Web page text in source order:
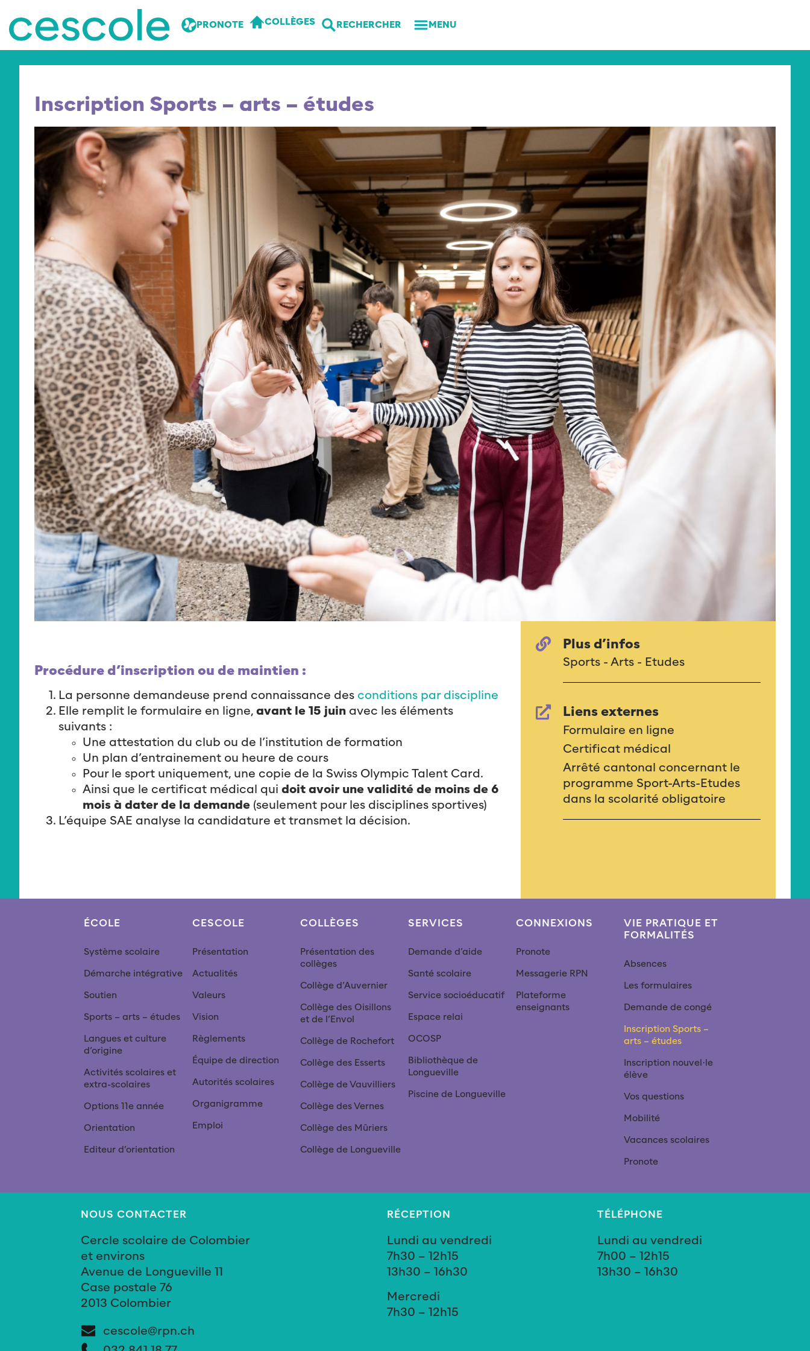
PRONOTE COLLÈGES RECHERCHER MENU
Inscription Sports – arts – études
Procédure d’inscription ou de maintien :
La personne demandeuse prend connaissance des conditions par discipline
Elle remplit le formulaire en ligne, avant le 15 juin avec les éléments
suivants :
Une attestation du club ou de l’institution de formation
Un plan d’entrainement ou heure de cours
Pour le sport uniquement, une copie de la Swiss Olympic Talent Card.
Ainsi que le certificat médical qui doit avoir une validité de moins de 6
mois à dater de la demande (seulement pour les disciplines sportives)
L’équipe SAE analyse la candidature et transmet la décision.
Plus d’infos
Sports - Arts - Etudes
Liens externes
Formulaire en ligne
Certificat médical
Arrêté cantonal concernant le
programme Sport-Arts-Etudes
dans la scolarité obligatoire
ÉCOLE
Système scolaire
Démarche intégrative
Soutien
Sports – arts – études
Langues et culture
d’origine
Activités scolaires et
extra-scolaires
Options 11e année
Orientation
Editeur d’orientation
CESCOLE
Présentation
Actualités
Valeurs
Vision
Règlements
Équipe de direction
Autorités scolaires
Organigramme
Emploi
COLLÈGES
Présentation des
collèges
Collège d’Auvernier
Collège des Oisillons
et de l’Envol
Collège de Rochefort
Collège des Esserts
Collège de Vauvilliers
Collège des Vernes
Collège des Mûriers
Collège de Longueville
SERVICES
Demande d’aide
Santé scolaire
Service socioéducatif
Espace relai
OCOSP
Bibliothèque de
Longueville
Piscine de Longueville
CONNEXIONS
Pronote
Messagerie RPN
Plateforme
enseignants
VIE PRATIQUE ET
FORMALITÉS
Absences
Les formulaires
Demande de congé
Inscription Sports –
arts – études
Inscription nouvel∙le
élève
Vos questions
Mobilité
Vacances scolaires
Pronote
NOUS CONTACTER
Cercle scolaire de Colombier
et environs
Avenue de Longueville 11
Case postale 76
2013 Colombier
cescole@rpn.ch
RÉCEPTION
Lundi au vendredi
7h30 – 12h15
13h30 – 16h30
Mercredi
7h30 – 12h15
TÉLÉPHONE
Lundi au vendredi
7h00 – 12h15
13h30 – 16h30